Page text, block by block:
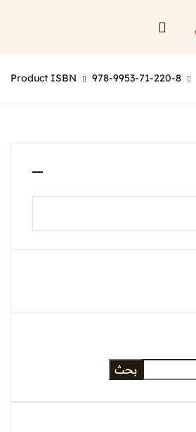
Product ISBN 978-9953-71-220-8
بحث